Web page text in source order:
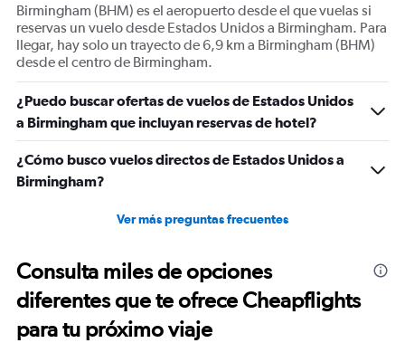
Birmingham (BHM) es el aeropuerto desde el que vuelas si
reservas un vuelo desde Estados Unidos a Birmingham. Para
llegar, hay solo un trayecto de 6,9 km a Birmingham (BHM)
desde el centro de Birmingham.
¿Puedo buscar ofertas de vuelos de Estados Unidos
a Birmingham que incluyan reservas de hotel?
¿Cómo busco vuelos directos de Estados Unidos a
Birmingham?
Ver más preguntas frecuentes
Consulta miles de opciones
diferentes que te ofrece Cheapflights
para tu próximo viaje